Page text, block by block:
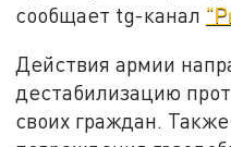
сообщает tg-канал
Действия армии
дестабилизацию
своих граждан.